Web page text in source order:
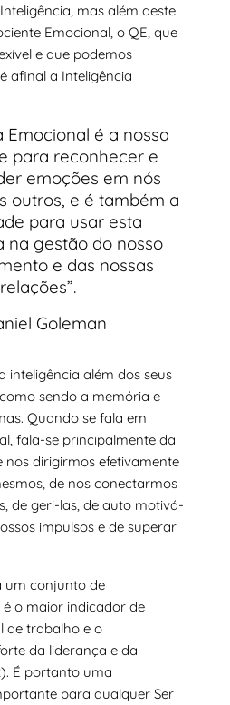
mas além deste
Emocional, o QE, que
e que podemos
afinal a Inteligência
Emocional é a nossa
para reconhecer e
emoções em nós
outros, e é também a
para usar esta
na gestão do nosso
e das nossas
relações”.
Goleman
inteligência além dos seus
sendo a memória e
Quando se fala em
fala-se principalmente da
nos dirigirmos efetivamente
de nos conectarmos
de geri-las, de auto motivá-
impulsos e de superar
um conjunto de
o maior indicador de
de trabalho e o
da liderança e da
É portanto uma
para qualquer Ser